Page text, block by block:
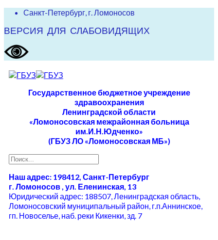
Санкт-Петербург, г. Ломоносов
ВЕРСИЯ ДЛЯ СЛАБОВИДЯЩИХ
Государственное бюджетное учреждение
здравоохранения
Ленинградской области
«Ломоносовская межрайонная больница
им.И.Н.Юдченко»
(ГБУЗ ЛО «Ломоносовская МБ»)
Наш адрес: 198412, Санкт-Петербург
г. Ломоносов , ул. Еленинская, 13
Юридический адрес: 188507, Ленинградская область,
Ломоносовский муниципальный район, г.п.Аннинское,
гп. Новоселье, наб. реки Кикенки, зд. 7